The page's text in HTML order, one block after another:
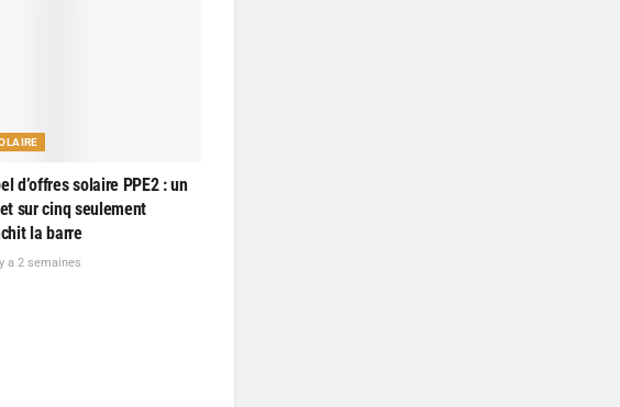
d’offres solaire PPE2 : un
sur cinq seulement
la barre
a 2 semaines